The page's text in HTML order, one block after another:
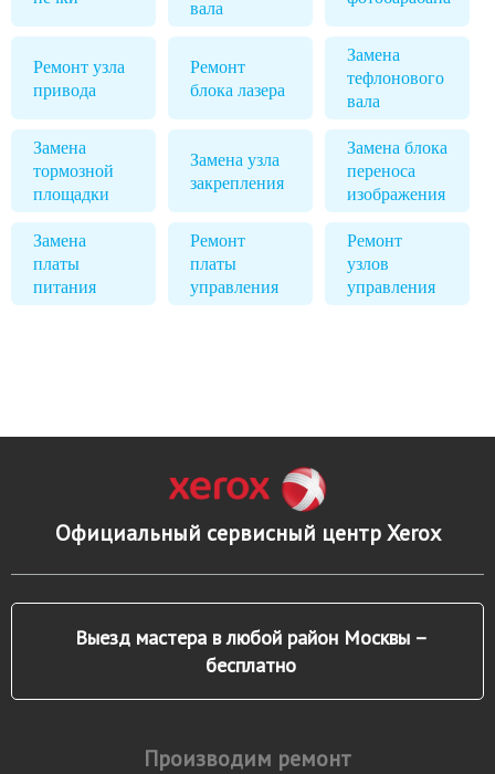
вала
Ремонт узла
привода
Ремонт
блока лазера
Замена
тефлонового
вала
Замена
тормозной
площадки
Замена узла
закрепления
Замена блока
переноса
изображения
Замена
платы
питания
Ремонт
платы
управления
Ремонт
узлов
управления
Официальный сервисный центр Xerox
Выезд мастера в любой район Москвы –
бесплатно
Производим ремонт